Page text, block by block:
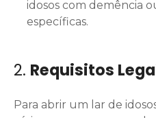
idosos com demência
específicas.
2. Requisitos
Para abrir um lar de